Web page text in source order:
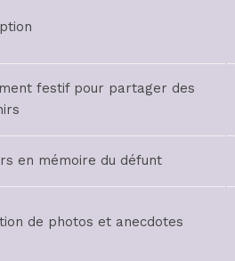
festif pour partager des
en mémoire du défunt
de photos et anecdotes